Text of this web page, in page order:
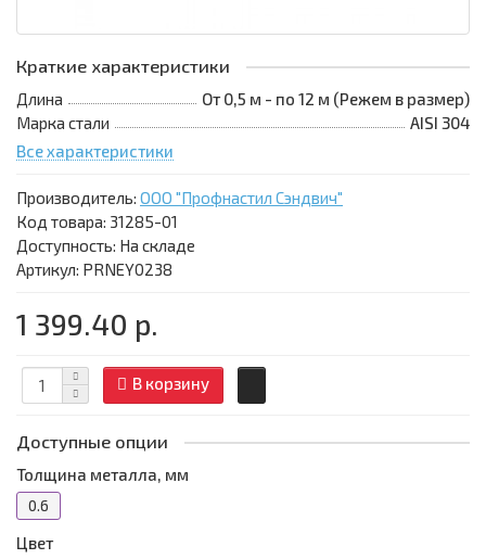
Краткие характеристики
Длина
От 0,5 м - по 12 м (Режем в размер)
Марка стали
AISI 304
Все характеристики
Производитель: ООО "Профнастил Сэндвич"
Код товара: 31285-01
Доступность: На складе
Артикул: PRNEY0238
1 399.40 р.
В корзину
Доступные опции
Толщина металла, мм
0.6
Цвет